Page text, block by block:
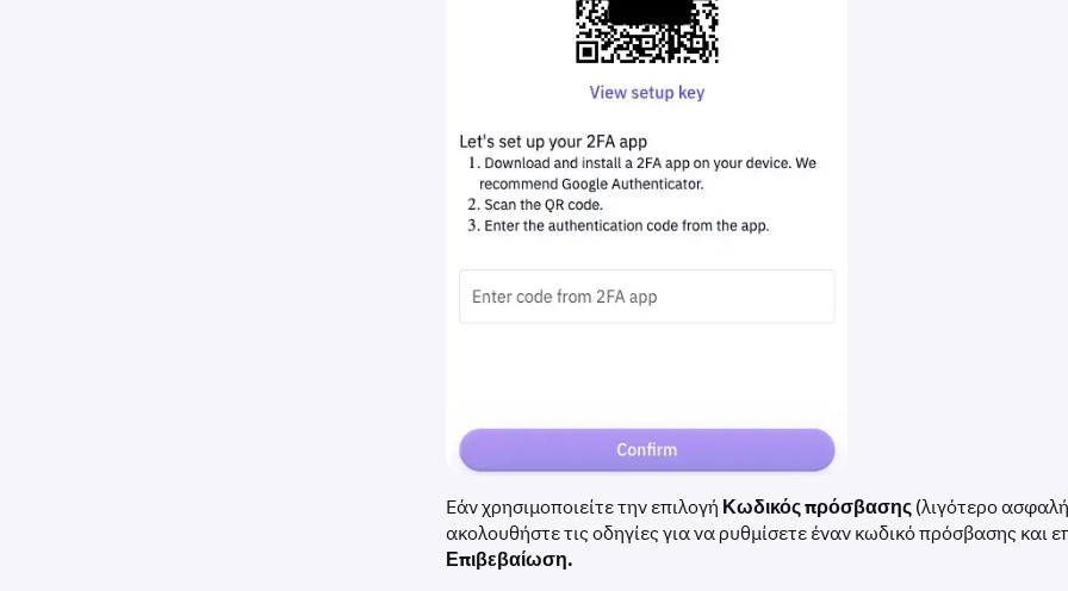
Εάν χρησιμοποιείτε την επιλογή Κωδικός πρόσβασης(λιγότερο
ακολουθήστε τις οδηγίες για να ρυθμίσετε έναν κωδικό πρόσβασης και
Επιβεβαίωση.